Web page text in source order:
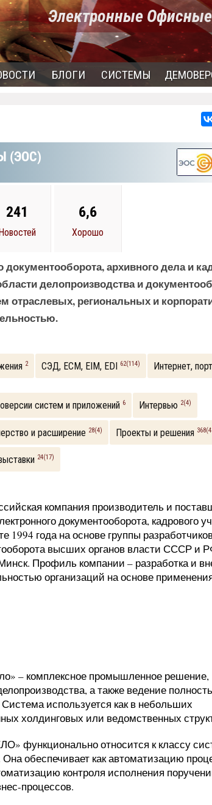
Электронные
БЛОГИ СИСТЕМЫ
(ЭОС)
241 6,6
Хорошо
документооборота, архивного дела и
делопроизводства и
отраслевых, региональных и
2 СЭД, ECM, EIM, EDI 62(114) Интернет,
систем и приложений 6 Интервью 2(4)
и расширение 28(4) Проекты и решения
24(17)
компания производитель и
документооборота, кадрового
1994 года на основе группы
высших органов власти СССР и
Профиль компании – разработка и
организаций на основе
– комплексное промышленное решение,
а также ведение
используется как в небольших
холдинговых или ведомственных
функционально относится к классу
обеспечивает как автоматизацию
контроля исполнения
процессов.